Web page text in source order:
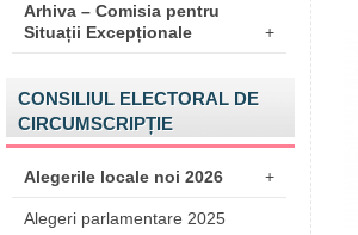
Arhiva – Comisia pentru
Situații Excepționale
+
CONSILIUL ELECTORAL DE
CIRCUMSCRIPȚIE
Alegerile locale noi 2026 +
Alegeri parlamentare 2025